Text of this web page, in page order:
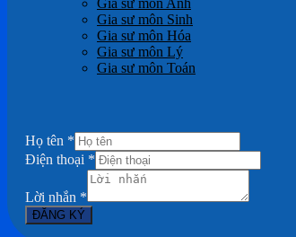
Gia sư môn Sinh
Gia sư môn Hóa
Gia sư môn Lý
Gia sư môn Toán
Họ tên *
Điện thoại *
Lời nhắn *
ĐĂNG KÝ